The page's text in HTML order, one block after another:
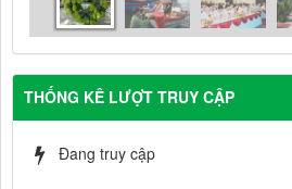
THỐNG KÊ LƯỢT TRUY CẬP
Đang truy cập